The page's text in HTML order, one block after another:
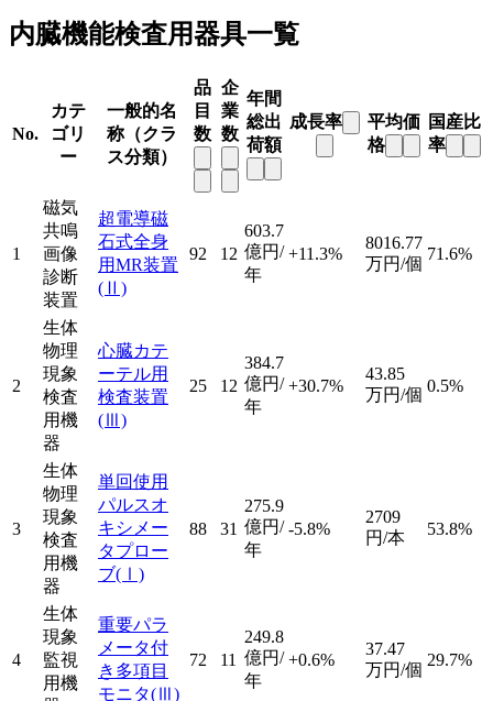
内臓機能検査用器具一覧
No.
カテ
ゴリ
ー
一般的名
称（クラ
ス分類）
品
目
数
企
業
数
年間
総出
荷額
成長率
平均価
格
国産比
率
1
磁気
共鳴
画像
診断
装置
超電導磁
石式全身
用MR装置
(Ⅱ)
92 12
603.7
億円/
年
+11.3%
8016.77
万円/個
71.6%
2
生体
物理
現象
検査
用機
器
心臓カテ
ーテル用
検査装置
(Ⅲ)
25 12
384.7
億円/
年
+30.7%
43.85
万円/個 0.5%
3
生体
物理
現象
検査
用機
器
単回使用
パルスオ
キシメー
タプロー
ブ(Ⅰ)
88 31
275.9
億円/
年
-5.8%
2709
円/本
53.8%
4
生体
現象
監視
用機
重要パラ
メータ付
き多項目
モニタ(Ⅲ)
72 11
249.8
億円/
年
+0.6%
37.47
万円/個
29.7%